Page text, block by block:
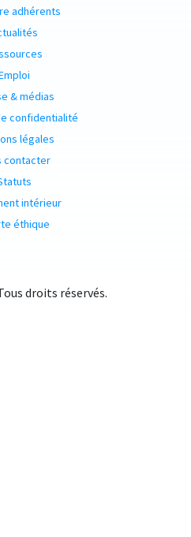
adhérents
& médias
confidentialité
légales
contacter
intérieur
éthique
droits réservés.